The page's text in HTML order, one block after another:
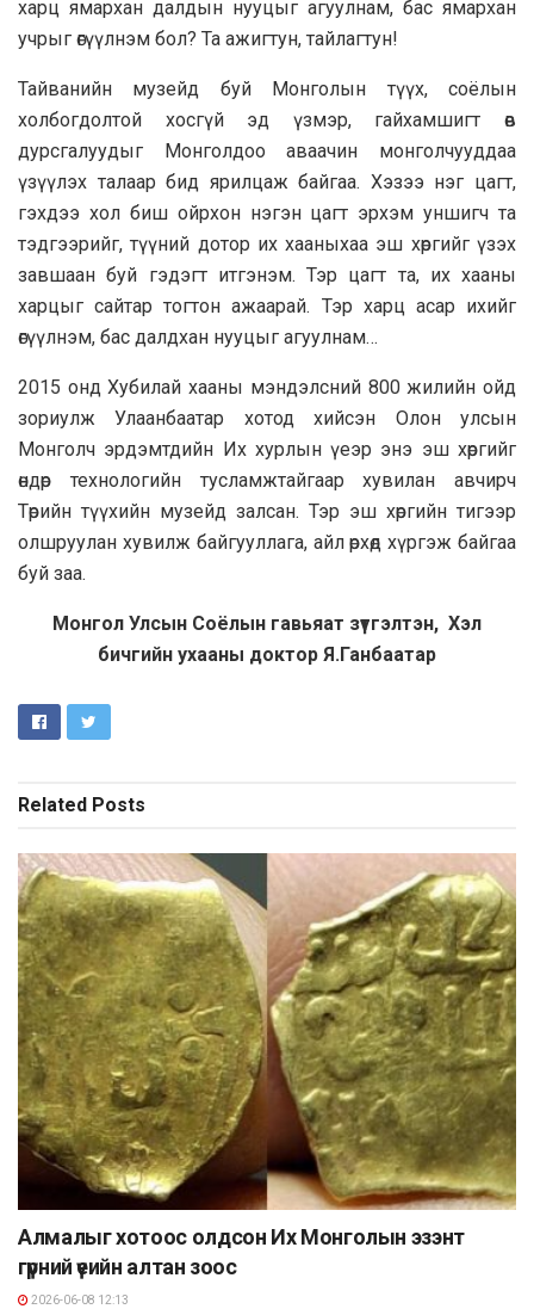
харц ямархан далдын нууцыг агуулнам, бас ямархан
учрыг өгүүлнэм бол? Та ажигтун, тайлагтун!
Тайванийн музейд буй Монголын түүх, соёлын
холбогдолтой хосгүй эд үзмэр, гайхамшигт өв
дурсгалуудыг Монголдоо аваачин монголчууддаа
үзүүлэх талаар бид ярилцаж байгаа. Хэзээ нэг цагт,
гэхдээ хол биш ойрхон нэгэн цагт эрхэм уншигч та
тэдгээрийг, түүний дотор их хааныхаа эш хөргийг үзэх
завшаан буй гэдэгт итгэнэм. Тэр цагт та, их хааны
харцыг сайтар тогтон ажаарай. Тэр харц асар ихийг
өгүүлнэм, бас далдхан нууцыг агуулнам…
2015 онд Хубилай хааны мэндэлсний 800 жилийн ойд
зориулж Улаанбаатар хотод хийсэн Олон улсын
Монголч эрдэмтдийн Их хурлын үеэр энэ эш хөргийг
өндөр технологийн тусламжтайгаар хувилан авчирч
Төрийн түүхийн музейд залсан. Тэр эш хөргийн тигээр
олшруулан хувилж байгууллага, айл өрхөд хүргэж байгаа
буй заа.
Монгол Улсын Соёлын гавьяат зүтгэлтэн, Хэл
бичгийн ухааны доктор Я.Ганбаатар
Related Posts
Алмалыг хотоос олдсон Их Монголын эзэнт
гүрний үеийн алтан зоос
2026-06-08 12:13